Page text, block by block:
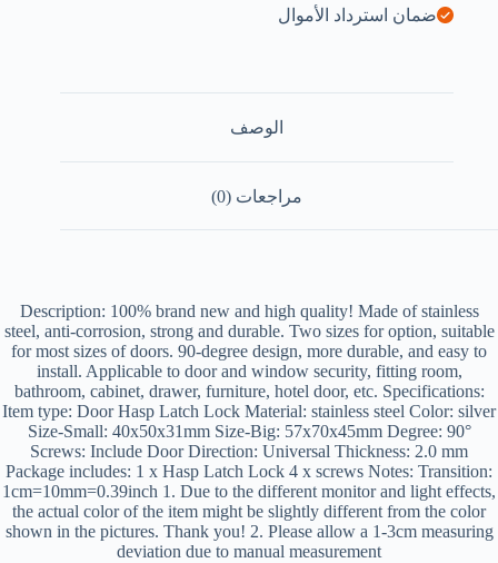
ضمان استرداد الأموال
الوصف
مراجعات (0)
Description: 100% brand new and high quality! Made of stainless
steel, anti-corrosion, strong and durable. Two sizes for option, suitable
for most sizes of doors. 90-degree design, more durable, and easy to
install. Applicable to door and window security, fitting room,
bathroom, cabinet, drawer, furniture, hotel door, etc. Specifications:
Item type: Door Hasp Latch Lock Material: stainless steel Color: silver
Size-Small: 40x50x31mm Size-Big: 57x70x45mm Degree: 90°
Screws: Include Door Direction: Universal Thickness: 2.0 mm
Package includes: 1 x Hasp Latch Lock 4 x screws Notes: Transition:
1cm=10mm=0.39inch 1. Due to the different monitor and light effects,
the actual color of the item might be slightly different from the color
shown in the pictures. Thank you! 2. Please allow a 1-3cm measuring
deviation due to manual measurement